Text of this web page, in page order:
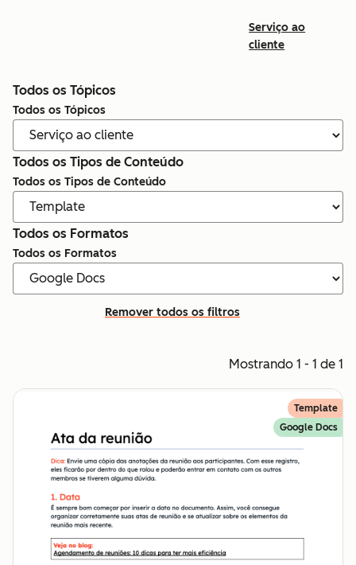
Serviço ao
cliente
Todos os Tópicos
Todos os Tópicos
Todos os Tipos de Conteúdo
Todos os Tipos de Conteúdo
Todos os Formatos
Todos os Formatos
Remover todos os filtros
Mostrando 1 - 1 de 1
Template
Google Docs